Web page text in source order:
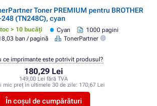
Toner PREMIUM pentru BROTHER
248 (TN248C), cyan
> 10 bucăți Cyan
1000 pagini
ban / pagină
TonerPartner
180,29 Lei
149,00 Lei fără TVA
mic preț în ultimele 30 de zile: 170,67 Lei
În coșul de cumpărături
ce imprimante este potrivit produsul?